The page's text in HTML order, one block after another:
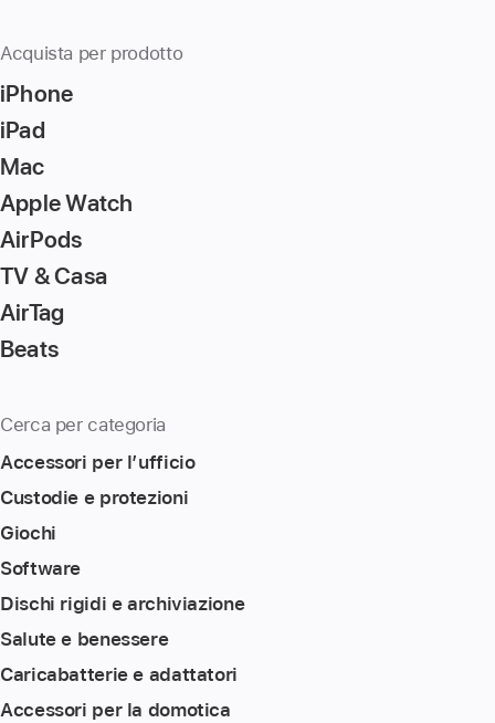
Acquista per prodotto
iPhone
iPad
Mac
Apple Watch
AirPods
TV & Casa
AirTag
Beats
Cerca per categoria
Accessori per l’ufficio
Custodie e protezioni
Giochi
Software
Dischi rigidi e archiviazione
Salute e benessere
Caricabatterie e adattatori
Accessori per la domotica